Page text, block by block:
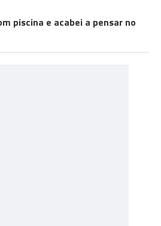
piscina e acabei a pensar no